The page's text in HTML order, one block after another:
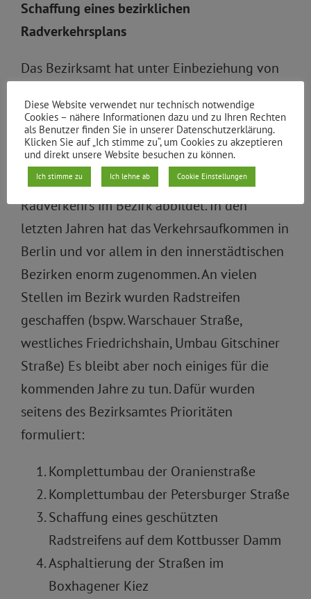
Schaffung eines bezirklichen
Radverkehrsplans
Das Bezirksamt hat unter Einbeziehung von
Anregungen von Radverkehrsverbänden
einen Radverkehrsplan (DS/0607/V)
entwickelt, der für einen längeren Zeitraum
sämtliche Projekte zur Förderung des
Radverkehrs im Bezirk abbildet. In den
letzten Jahren hat das Verkehrsaufkommen in
Berlin und vor allem in den innerstädtischen
Bezirken enorm zugenommen. An vielen
Stellen im Bezirk wurden Radstreifen
geschaffen (bspw. Warschauer Straße,
westliches Friedrichshain, Umbau Gitschiner
Straße) Es bleibt aber noch einiges für die
kommenden Jahre zu tun. Dafür wurden
seitens des Bezirksamtes Prioritäten
formuliert:
Komplettumbau der Oranienstraße
Komplettumbau der Petersburger Straße
Schaffung eines geschützten
Radstreifens auf dem Kottbusser Damm
Asphaltierung der Straßen im
Boxhagener Kiez
Diese Website verwendet nur technisch notwendige
Cookies – nähere Informationen dazu und zu Ihren Rechten
als Benutzer finden Sie in unserer Datenschutzerklärung.
Klicken Sie auf „Ich stimme zu“, um Cookies zu akzeptieren
und direkt unsere Website besuchen zu können.
Ich stimme zu Ich lehne ab Cookie Einstellungen